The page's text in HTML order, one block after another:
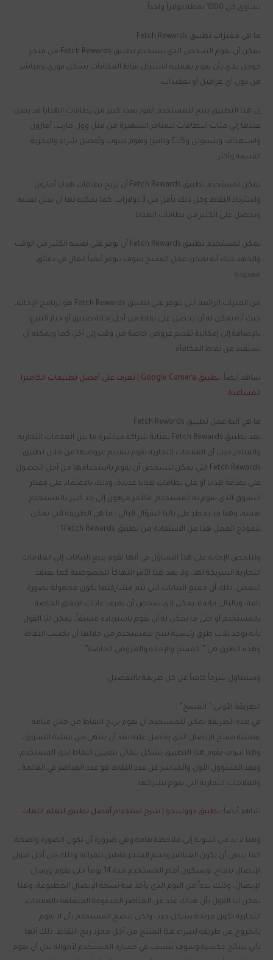
تساوي كل 1000 نقطة دولاراً واحداً.
ما هي مميزات تطبيق Fetch Rewards
يمكن أن يقوم الشخص الذي يستخدم تطبيق Fetch Rewards من متجر
جوجل بلاي بأن يقوم بعملية استبدال نقاط المكافآت بشكل فوري ومباشر
من دون أي عراقيل أو تعقيدات.
إن هذا التطبيق يتيح للمستخدم الفوز بعدد كبير من بطاقات الهدايا قد يصل
عددها إلى مئات البطاقات للمتاجر الشهيرة من مثل وول مارت، أمازون
واستهداف وشيبوتل وCUS وبانيرا وهوم ديبوت وأفضل شراء والبحرية
القديمة وأكثر.
يمكن لمستخدم تطبيق Fetch Rewards أن يربح بطاقات هدايا أمازون
واسترداد النقاط وكل ذلك بأقل من 3 دولارات. كما يمكنه بها أن يدلل نفسه
ويحصل على الكثير من بطاقات الهدايا.
يمكن لمستخدم تطبيق Fetch Rewards أن يوفر على نفسه الكثير من الوقت
والجهد ذلك أنه بمجرد عمل المسح سوف يتوفر أيضاً المال في دقائق
معدودة.
من الميزات الرائعة التي تتوفر على تطبيق Fetch Rewards هو برنامج الإحالة،
حيث أنه يمكن له أن يحصل على نقاط من أجل إحالة صديق أو خيار التبرع
بالإضافة إلى إمكانية تقديم عروض خاصة من وقت إلى آخر، كما ويمكنه أن
يستفيد من نقاط المكافأة.
شاهد أيضاً:
تطبيق Google Camera | تعرف على أفضل تطبيقات الكاميرا
المساعدة
ما هي آلية عمل تطبيق Fetch Rewards
يعد تطبيق Fetch Rewards بمثابة شراكة مباشرة ما بين العلامات التجارية
والمتاجر حيث أن العلامات التجارية تقوم بتقديم عروضها من خلال تطبيق
Fetch Rewards التي يمكن للشخص أن يقوم باستخدامها من أجل الحصول
على بطاقة هدايا أو على بطاقات هدايا عديدة، وذلك بالاعتماد على مقدار
التسوق الذي يقوم به المستخدم. فالأمر مرهون إلى حد كبير بالمستخدم
نفسه، وهنا قد يخطر على بالنا السؤال التالي : ما هي الطريقة التي يمكن
لنموذج العمل هذا من الاستفادة من تطبيق Fetch Rewards؟
وتتلخص الإجابة على هذا التساؤل في أنها تقوم ببيع البيانات إلى العلامات
التجارية الشريكة لها، ولا يعد هذا الأمر انتهاكاً للخصوصية كما يعتقد
البعض، ذلك أن جميع البيانات التي تتم مشاركتها تكون مجهولة بصورة
تامة، وبالتالي فإنه لا يمكن لأي شخص أن يعرف عادات الإنفاق الخاصة
بالمستخدم أو حتى ما يمكن له أن يقوم باسترداده مسبقاً، يمكن لنا القول
بأنه يوجد ثلاث طرق رئيسية تتيح للمستخدم من خلالها أن يكسب النقاط
وهذه الطرق هي ” المسح والإحالة والعروض الخاصة”.
وسنتناول شرحاً كافياً عن كل طريقة بالتفصيل:
الطريقة الأولى ” المسح” :
في هذه الطريقة يمكن للمستخدم أن يقوم بربح النقاط من خلال قيامه
بعملية مسح الإيصال الذي يحصل عليه بعد أن ينتهي من عملية التسوق،
وهنا سوف يقوم هذا التطبيق بشكل تلقائي بتعيين النقاط لدى المستخدم،
ويعد المسؤول الأول والمباشر عن عدد النقاط هو عدد العناصر في القائمة ،
والعلامات التجارية التي يقوم بشرائها.
شاهد أيضاً: تطبيق دوولينجو | شرح استخدام أفضل تطبيق لتعلم اللغات
وهنا لا بد من التنويه إلى ملاحظة هامة وهي ضرورة أن تكون الصورة واضحة،
كما ينبغي أن تكون العناصر واسم المتجر قابلين للقراءة وذلك من أجل قبول
الإيصال بنجاح، وسيكون أمام المستخدم مدة 14 يوماً حتى يقوم بإرسال
الإيصال، وذلك بدءاً من اليوم الذي يأخذ فيه نسخة الإيصال المطبوعة، وهنا
يمكن لنا القول بأن هناك عدد من العناصر المدفوعة المتعلقة بالعلامات
التجارية تكون مربحة بشكل جيد، ولكن ننصح المستخدم بأن لا يقوم
بالخروج عن طريقه لشراء هذا المنتج من أجل مجرد ربح النقاط، ذلك أنها
تأتي بنتائج عكسية وسوف تتسبب في خسارة المستخدم لأمواله بدل أن يقوم